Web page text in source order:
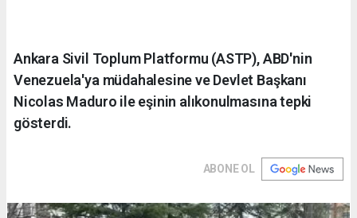
Ankara Sivil Toplum Platformu (ASTP), ABD'nin
Venezuela'ya müdahalesine ve Devlet Başkanı
Nicolas Maduro ile eşinin alıkonulmasına tepki
gösterdi.
ABONE OL